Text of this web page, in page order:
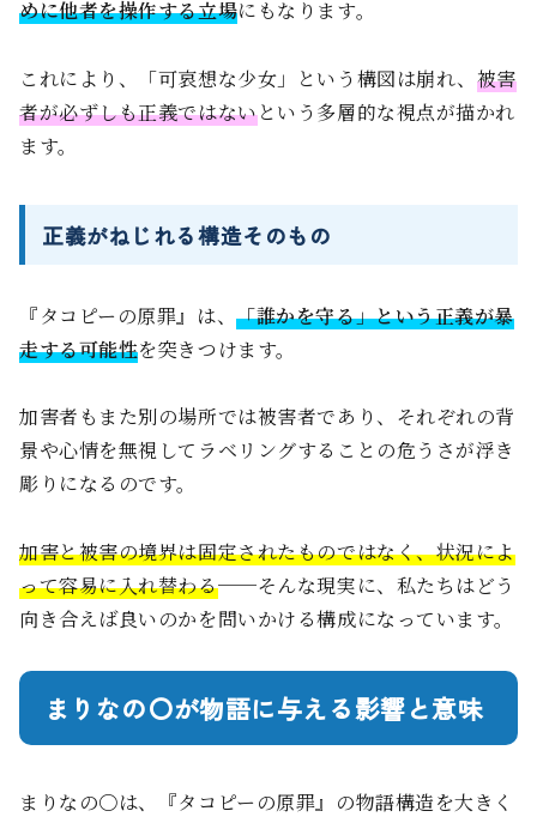
めに他者を操作する立場にもなります。
これにより、「可哀想な少女」という構図は崩れ、 被害
者が必ずしも正義ではないという多層的な視点が描かれ
ます。
正義がねじれる構造そのもの
『タコピーの原罪』は、「誰かを守る」という正義が暴
走する可能性を突きつけます。
加害者もまた別の場所では被害者であり、それぞれの背
景や心情を無視してラベリングすることの危うさが浮き
彫りになるのです。
加害と被害の境界は固定されたものではなく、状況によ
って容易に入れ替わる──そんな現実に、私たちはどう
向き合えば良いのかを問いかける構成になっています。
まりなの〇が物語に与える影響と意味
まりなの〇は、『タコピーの原罪』の物語構造を大きく